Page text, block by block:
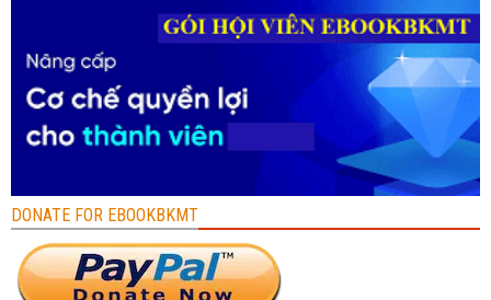
DONATE FOR EBOOKBKMT